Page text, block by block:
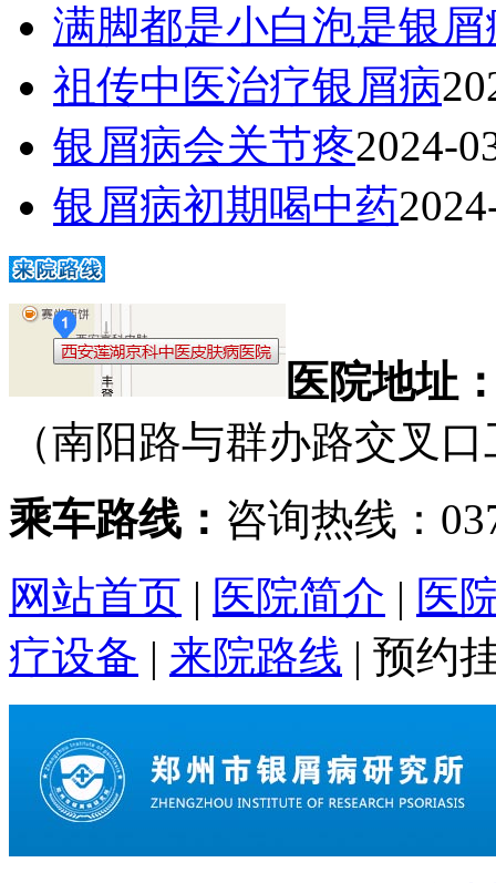
满脚都是小白泡是银屑
祖传中医治疗银屑病
银屑病会关节疼2024-
银屑病初期喝中药
医院地址
（南阳路与群办路交叉
乘车路线： 咨询热线：
网站首页 | 医院简介 | 医
疗设备 | 来院路线 | 预约